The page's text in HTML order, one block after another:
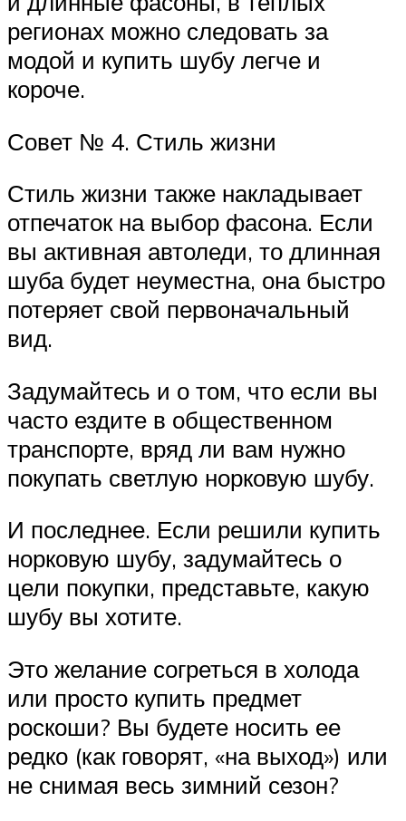
регионах можно следовать за
модой и купить шубу легче и
короче.
Совет № 4. Стиль жизни
Стиль жизни также накладывает
отпечаток на выбор фасона. Если
вы активная автоледи, то длинная
шуба будет неуместна, она быстро
потеряет свой первоначальный
вид.
Задумайтесь и о том, что если вы
часто ездите в общественном
транспорте, вряд ли вам нужно
покупать светлую норковую шубу.
И последнее. Если решили купить
норковую шубу, задумайтесь о
цели покупки, представьте, какую
шубу вы хотите.
Это желание согреться в холода
или просто купить предмет
роскоши? Вы будете носить ее
редко (как говорят, «на выход») или
не снимая весь зимний сезон?